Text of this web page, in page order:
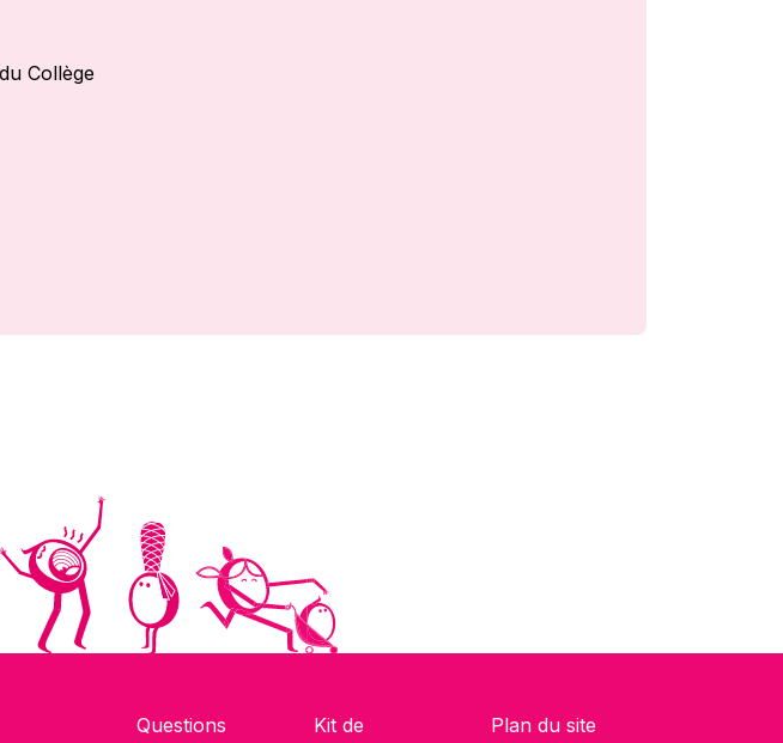
Collège
Questions
Kit de
Plan du site